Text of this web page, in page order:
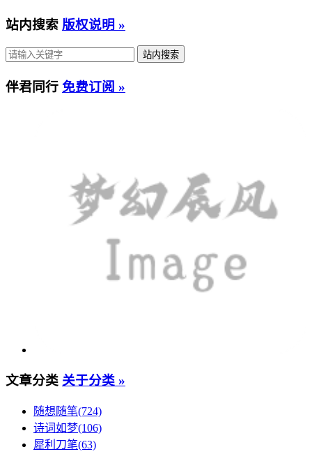
站内搜索 版权说明 »
伴君同行 免费订阅 »
文章分类 关于分类 »
随想随笔(724)
诗词如梦(106)
犀利刀笔(63)